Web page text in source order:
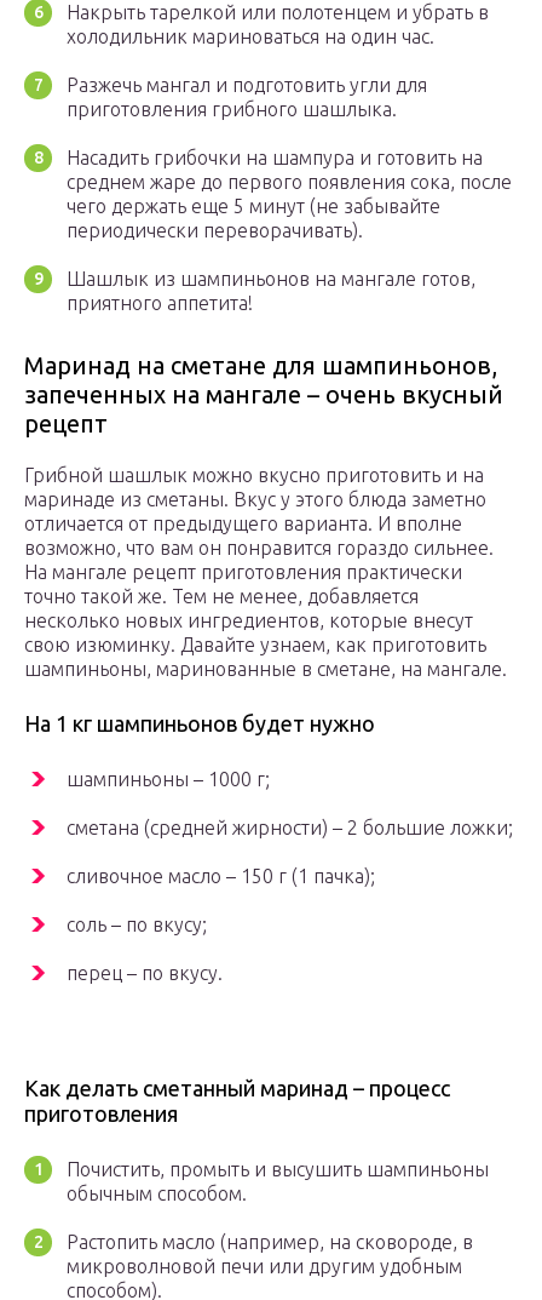
Накрыть тарелкой или полотенцем и убрать в
холодильник мариноваться на один час.
Разжечь мангал и подготовить угли для
приготовления грибного шашлыка.
Насадить грибочки на шампура и готовить на
среднем жаре до первого появления сока, после
чего держать еще 5 минут (не забывайте
периодически переворачивать).
Шашлык из шампиньонов на мангале готов,
приятного аппетита!
Маринад на сметане для шампиньонов,
запеченных на мангале – очень вкусный
рецепт
Грибной шашлык можно вкусно приготовить и на
маринаде из сметаны. Вкус у этого блюда заметно
отличается от предыдущего варианта. И вполне
возможно, что вам он понравится гораздо сильнее.
На мангале рецепт приготовления практически
точно такой же. Тем не менее, добавляется
несколько новых ингредиентов, которые внесут
свою изюминку. Давайте узнаем, как приготовить
шампиньоны, маринованные в сметане, на мангале.
На 1 кг шампиньонов будет нужно
шампиньоны – 1000 г;
сметана (средней жирности) – 2 большие ложки;
сливочное масло – 150 г (1 пачка);
соль – по вкусу;
перец – по вкусу.
Как делать сметанный маринад – процесс
приготовления
Почистить, промыть и высушить шампиньоны
обычным способом.
Растопить масло (например, на сковороде, в
микроволновой печи или другим удобным
способом).